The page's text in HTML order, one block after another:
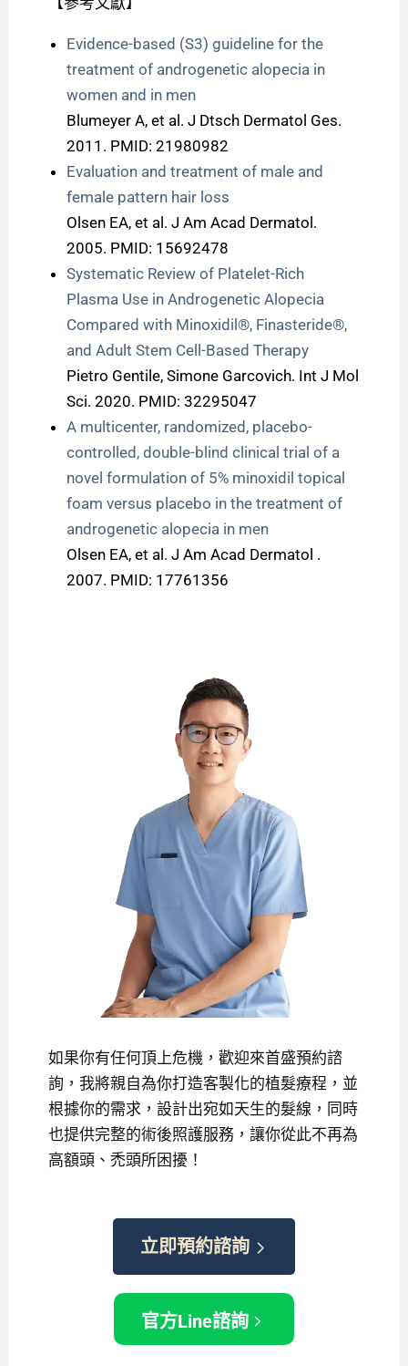
Evidence-based (S3) guideline for the
treatment of androgenetic alopecia in
women and in men
Blumeyer A, et al. J Dtsch Dermatol Ges.
2011. PMID: 21980982
Evaluation and treatment of male and
female pattern hair loss
Olsen EA, et al. J Am Acad Dermatol.
2005. PMID: 15692478
Systematic Review of Platelet-Rich
Plasma Use in Androgenetic Alopecia
Compared with Minoxidil®, Finasteride®,
and Adult Stem Cell-Based Therapy
Pietro Gentile, Simone Garcovich. Int J Mol
Sci. 2020. PMID: 32295047
A multicenter, randomized, placebo-
controlled, double-blind clinical trial of a
novel formulation of 5% minoxidil topical
foam versus placebo in the treatment of
androgenetic alopecia in men
Olsen EA, et al. J Am Acad Dermatol .
2007. PMID: 17761356
如果你有任何頂上危機，歡迎來首盛預約諮
詢，我將親自為你打造客製化的植髮療程，並
根據你的需求，設計出宛如天生的髮線，同時
也提供完整的術後照護服務，讓你從此不再為
高額頭、禿頭所困擾！
立即預約諮詢
官方Line諮詢